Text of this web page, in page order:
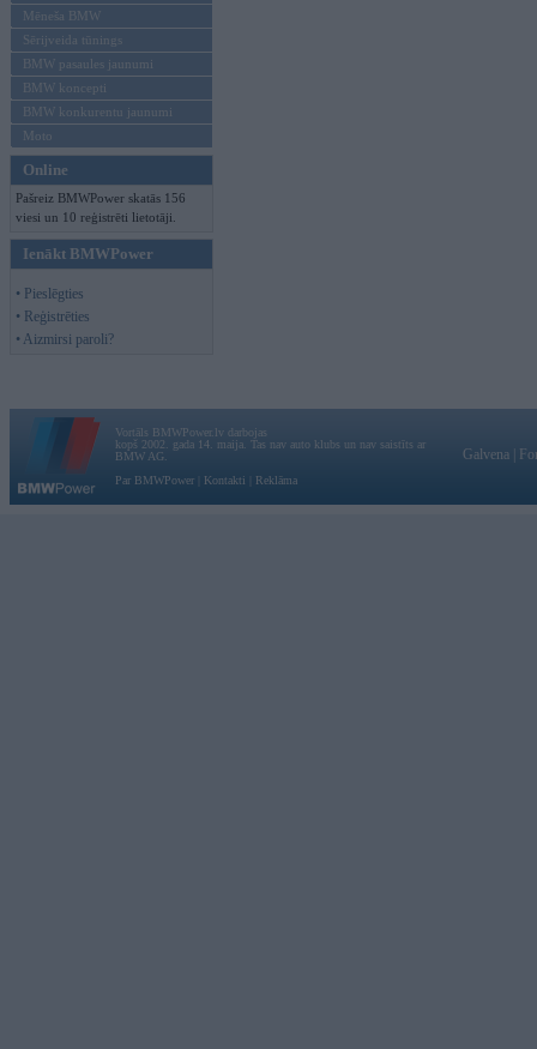
Mēneša BMW
Sērijveida tūnings
BMW pasaules jaunumi
BMW koncepti
BMW konkurentu jaunumi
Moto
Online
Pašreiz BMWPower skatās 156
viesi un 10 reģistrēti lietotāji.
Ienākt BMWPower
• Pieslēgties
• Reģistrēties
• Aizmirsi paroli?
Vortāls BMWPower.lv darbojas
kopš 2002. gada 14. maija. Tas nav auto klubs un nav saistīts ar
BMW AG.
Par BMWPower
Kontakti Reklāma
Galvena